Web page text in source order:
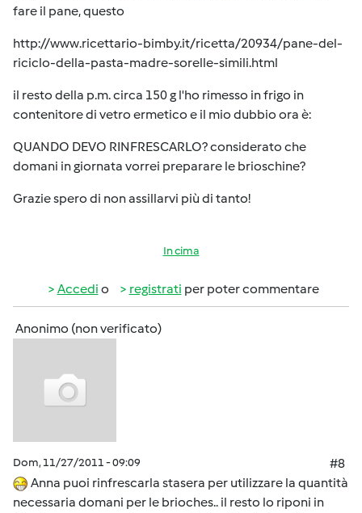
fare il pane, questo
http://www.ricettario-bimby.it/ricetta/20934/pane-del-
riciclo-della-pasta-madre-sorelle-simili.html
il resto della p.m. circa 150 g l'ho rimesso in frigo in
contenitore di vetro ermetico e il mio dubbio ora è:
QUANDO DEVO RINFRESCARLO? considerato che
domani in giornata vorrei preparare le brioschine?
Grazie spero di non assillarvi più di tanto!
In cima
Accedi o registrati per poter commentare
Anonimo (non verificato)
Dom, 11/27/2011 - 09:09
#8
Anna puoi rinfrescarla stasera per utilizzare la quantità
necessaria domani per le brioches.. il resto lo riponi in